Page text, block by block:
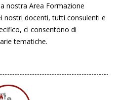
nostra Area Formazione
nostri docenti, tutti consulenti e
ci consentono di
tematiche.